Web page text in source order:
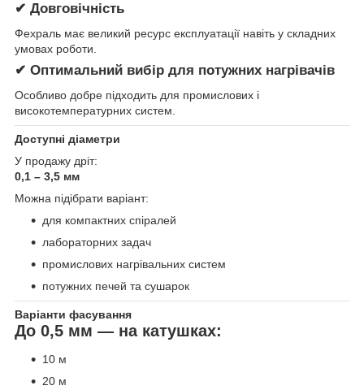
✔ Довговічність
Фехраль має великий ресурс експлуатації навіть у складних
умовах роботи.
✔ Оптимальний вибір для потужних нагрівачів
Особливо добре підходить для промислових і
високотемпературних систем.
Доступні діаметри
У продажу дріт:
0,1 – 3,5 мм
Можна підібрати варіант:
для компактних спіралей
лабораторних задач
промислових нагрівальних систем
потужних печей та сушарок
Варіанти фасування
До 0,5 мм — на катушках:
10 м
20 м